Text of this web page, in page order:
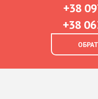
+38
+38